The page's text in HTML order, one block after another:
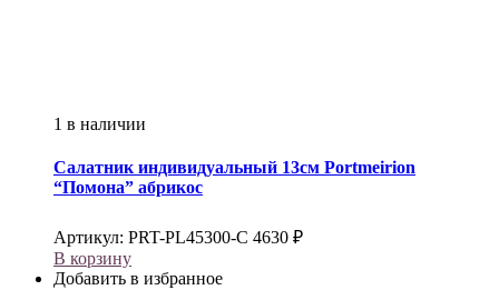
1 в наличии
Салатник индивидуальный 13см Portmeirion
“Помона” абрикос
Артикул: PRT-PL45300-C 4630 ₽
В корзину
Добавить в избранное